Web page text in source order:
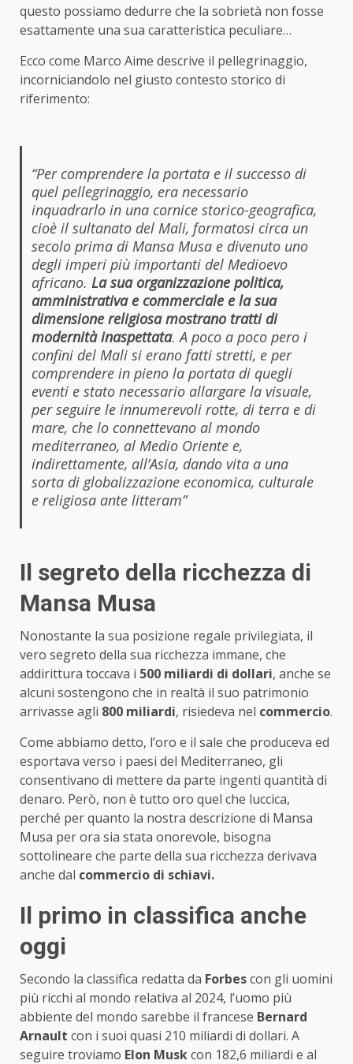
questo possiamo dedurre che la sobrietà non fosse
esattamente una sua caratteristica peculiare…
Ecco come Marco Aime descrive il pellegrinaggio,
incorniciandolo nel giusto contesto storico di
riferimento:
“Per comprendere la portata e il successo di
quel pellegrinaggio, era necessario
inquadrarlo in una cornice storico-geografica,
cioè il sultanato del Mali, formatosi circa un
secolo prima di Mansa Musa e divenuto uno
degli imperi più importanti del Medioevo
africano. La sua organizzazione politica,
amministrativa e commerciale e la sua
dimensione religiosa mostrano tratti di
modernità inaspettata. A poco a poco pero i
confini del Mali si erano fatti stretti, e per
comprendere in pieno la portata di quegli
eventi e stato necessario allargare la visuale,
per seguire le innumerevoli rotte, di terra e di
mare, che lo connettevano al mondo
mediterraneo, al Medio Oriente e,
indirettamente, all’Asia, dando vita a una
sorta di globalizzazione economica, culturale
e religiosa ante litteram”
Il segreto della ricchezza di
Mansa Musa
Nonostante la sua posizione regale privilegiata, il
vero segreto della sua ricchezza immane, che
addirittura toccava i 500 miliardi di dollari, anche se
alcuni sostengono che in realtà il suo patrimonio
arrivasse agli 800 miliardi, risiedeva nel commercio.
Come abbiamo detto, l’oro e il sale che produceva ed
esportava verso i paesi del Mediterraneo, gli
consentivano di mettere da parte ingenti quantità di
denaro. Però, non è tutto oro quel che luccica,
perché per quanto la nostra descrizione di Mansa
Musa per ora sia stata onorevole, bisogna
sottolineare che parte della sua ricchezza derivava
anche dal commercio di schiavi.
Il primo in classifica anche
oggi
Secondo la classifica redatta da Forbescon gli uomini
più ricchi al mondo relativa al 2024, l’uomo più
abbiente del mondo sarebbe il francese Bernard
Arnault con i suoi quasi 210 miliardi di dollari. A
seguire troviamo Elon Muskcon 182,6 miliardi e al